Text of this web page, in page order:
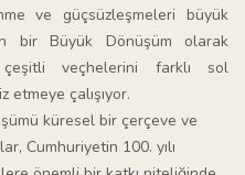
ve güçsüzleşmeleri büyük
bir Büyük Dönüşüm olarak
veçhelerini farklı sol
çalışıyor.
küresel bir çerçeve ve
Cumhuriyetin 100. yılı